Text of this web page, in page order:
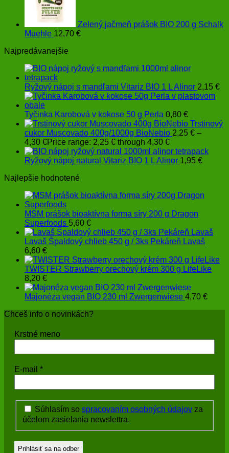
Zelený jačmeň prášok BIO 200 g Schalk
Muehle 12,70 €
Najpredávanejšie
Ryžový nápoj s mandľami Vitariz BIO 1 L Alinor 2,15 €
Tyčinka Karobová v kokose 50 g Perla 0,80 €
Trstinový
cukor Muscovado 400g/1000g BioNebio 2,25 € –
4,30 €Price range: 2,25 € through 4,30 €
Ryžový nápoj natural Vitariz BIO 1 L Alinor 1,95 €
Najlepšie hodnotené
MSM prášok bioaktívna forma síry 200 g Dragon
Superfoods 5,60 €
Lavaš Špaldový chlieb 450 g / 3ks Pekáreň Lavaš
6,60 €
TWISTER Strawberry orechový krém 300 g LifeLike
8,20 €
Majonéza vegan BIO 230 ml Zwergenwiese 4,70 €
Chceš info o novinkách?
Krstné meno
E-mail *
Súhlasím so spracovaním osobných údajov za
účelom zasielania newslettra.